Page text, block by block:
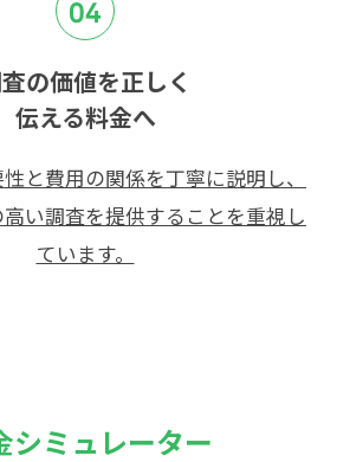
04
の価値を正しく
伝える料金へ
と費用の関係を丁寧に説明し、
い調査を提供することを重視し
ています。
シミュレーター